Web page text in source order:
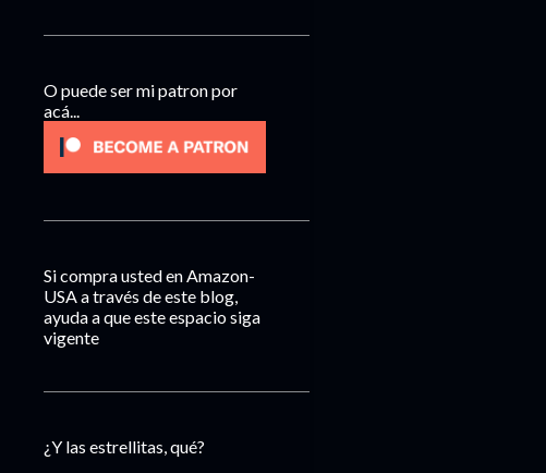
O puede ser mi patron por
acá...
Si compra usted en Amazon-
USA a través de este blog,
ayuda a que este espacio siga
vigente
¿Y las estrellitas, qué?